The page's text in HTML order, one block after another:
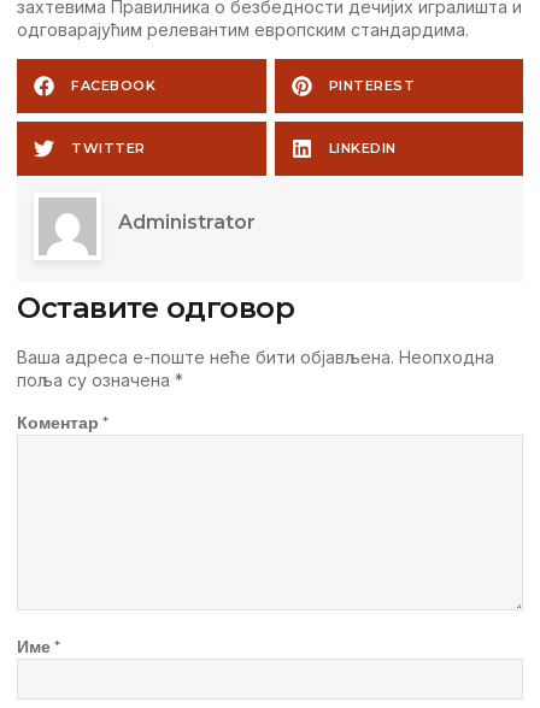
захтевима Правилника о безбедности дечијих игралишта и
одговарајућим релевантим европским стандардима.
FACEBOOK PINTEREST
TWITTER LINKEDIN
Administrator
Оставите одговор
Ваша адреса е-поште неће бити објављена. Неопходна
поља су означена *
Коментар *
Име*